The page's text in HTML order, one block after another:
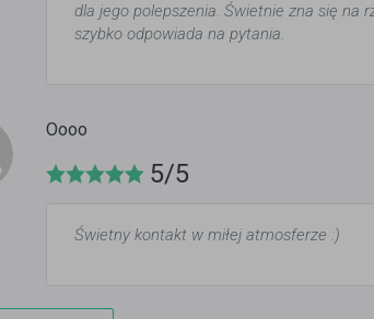
dla jego polepszenia. Świetnie zna się na
szybko odpowiada na pytania.
Oooo
5/5
Świetny kontakt w miłej atmosferze :)